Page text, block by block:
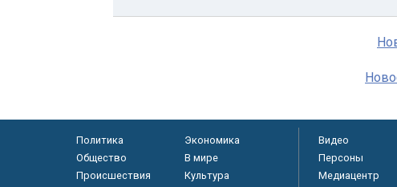
Политика
Экономика
Общество
В мире
Происшествия
Культура
Видео
Персоны
Медиацентр